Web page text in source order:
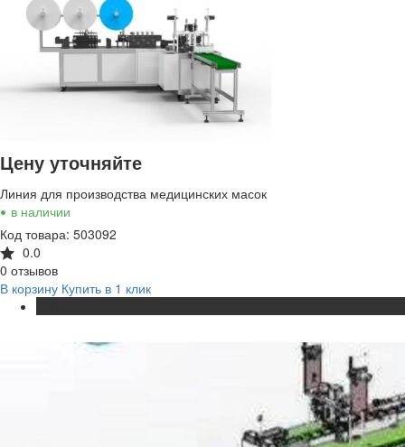
Цену уточняйте
Линия для производства медицинских масок
• в наличии
Код товара: 503092
0.0
0 отзывов
В корзину Купить в 1 клик